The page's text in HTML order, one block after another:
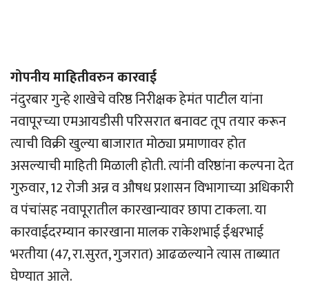
गोपनीय माहितीवरुन कारवाई
नंदुरबार गुन्हे शाखेचे वरिष्ठ निरीक्षक हेमंत पाटील यांना
नवापूरच्या एमआयडीसी परिसरात बनावट तूप तयार करून
त्याची विक्री खुल्या बाजारात मोठ्या प्रमाणावर होत
असल्याची माहिती मिळाली होती. त्यांनी वरिष्ठांना कल्पना देत
गुरुवार, 12 रोजी अन्न व औषध प्रशासन विभागाच्या अधिकारी
व पंचांसह नवापूरातील कारखान्यावर छापा टाकला. या
कारवाईदरम्यान कारखाना मालक राकेशभाई ईश्वरभाई
भरतीया (47, रा.सुरत, गुजरात) आढळल्याने त्यास ताब्यात
घेण्यात आले.